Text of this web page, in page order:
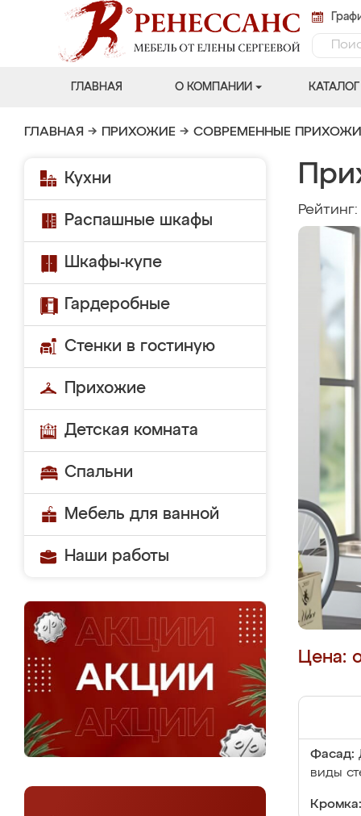
ГЛАВНАЯ О КОМПАНИИ КАТАЛОГ
ГЛАВНАЯ → ПРИХОЖИЕ → СОВРЕМЕННЫЕ
Кухни
Распашные шкафы
Шкафы-купе
Гардеробные
Стенки в гостиную
Прихожие
Детская комната
Спальни
Мебель для ванной
Наши работы
Рейтинг:
Цена:
Фасад:
виды
Кромка: